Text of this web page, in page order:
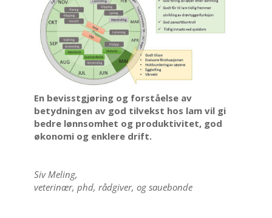
En bevisstgjøring og forståelse av
betydningen av god tilvekst hos lam vil gi
bedre lønnsomhet og produktivitet, god
økonomi og enklere drift.
Siv Meling,
veterinær, phd, rådgiver, og sauebonde